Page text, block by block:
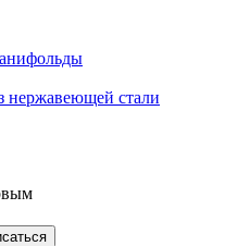
нержавеющей стали